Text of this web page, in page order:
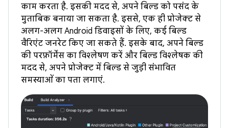
काम करता है. इसकी मदद से, अपने बिल्ड को पसंद के
मुताबिक बनाया जा सकता है. इससे, एक ही प्रोजेक्ट से
अलग-अलग Android डिवाइसों के लिए, कई बिल्ड
वैरिएंट जनरेट किए जा सकते हैं. इसके बाद, अपने बिल्ड
की परफ़ॉर्मेंस का विश्लेषण करें और बिल्ड विश्लेषक की
मदद से, अपने प्रोजेक्ट में बिल्ड से जुड़ी संभावित
समस्याओं का पता लगाएं.